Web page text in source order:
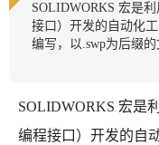
SOLIDWORKS 宏是
接口）开发的自动化
编写，以.swp为后缀
SOLIDWORKS 宏是
编程接口）开发的自